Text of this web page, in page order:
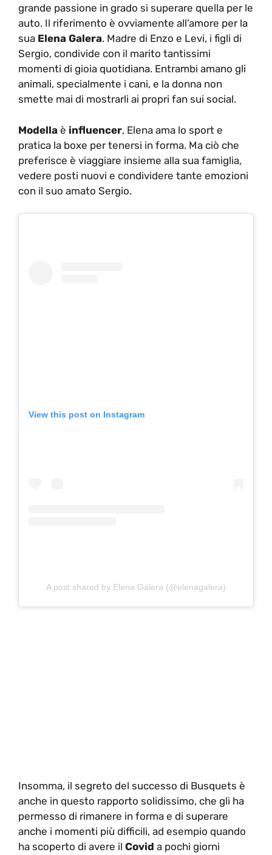
grande passione in grado si superare quella per le
auto. Il riferimento è ovviamente all’amore per la
sua Elena Galera. Madre di Enzo e Levi, i figli di
Sergio, condivide con il marito tantissimi
momenti di gioia quotidiana. Entrambi amano gli
animali, specialmente i cani, e la donna non
smette mai di mostrarli ai propri fan sui social.
Modella è influencer, Elena ama lo sport e
pratica la boxe per tenersi in forma. Ma ciò che
preferisce è viaggiare insieme alla sua famiglia,
vedere posti nuovi e condividere tante emozioni
con il suo amato Sergio.
View this post on Instagram
A post shared by Elena Galera (@elenagalera)
Insomma, il segreto del successo di Busquets è
anche in questo rapporto solidissimo, che gli ha
permesso di rimanere in forma e di superare
anche i momenti più difficili, ad esempio quando
ha scoperto di avere il Covid a pochi giorni